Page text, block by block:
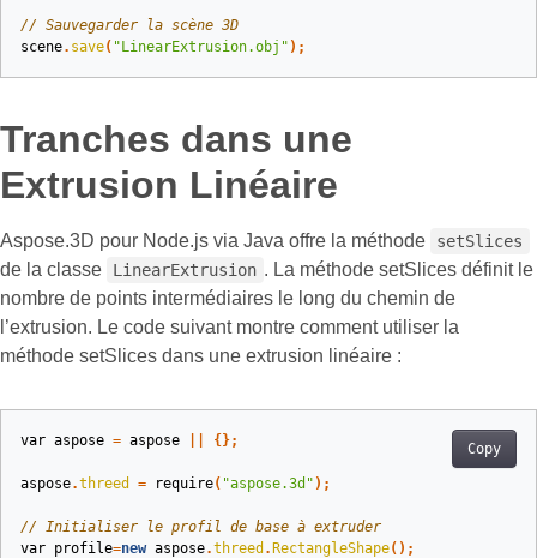
// Sauvegarder la scène 3D
scene. save( "LinearExtrusion.obj" );
Tranches dans une
Extrusion Linéaire
Aspose.3D pour Node.js via Java offre la méthode setSlices
de la classe LinearExtrusion . La méthode setSlices définit le
nombre de points intermédiaires le long du chemin de
l’extrusion. Le code suivant montre comment utiliser la
méthode setSlices dans une extrusion linéaire :
Copy
var aspose = aspose {};
aspose.threed = require( "aspose.3d" );
// Initialiser le profil de base à extruder
var profile=new aspose.threed . RectangleShape();